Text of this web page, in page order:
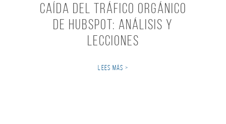
Caída del Tráfico Orgánico
de HubSpot: Análisis y
Lecciones
LEES MÁS >